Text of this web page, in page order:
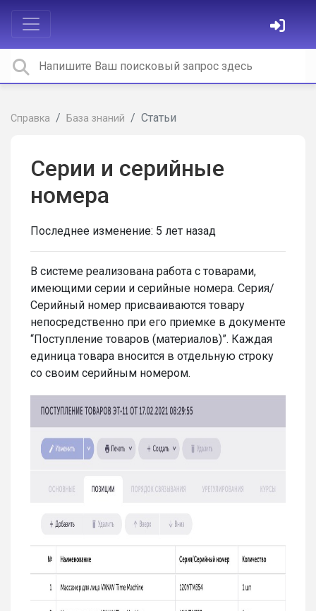
Справка База знаний Статьи
Серии и серийные
номера
Последнее изменение: 5 лет назад
В системе реализована работа с товарами,
имеющими серии и серийные номера. Серия/
Серийный номер присваиваются товару
непосредственно при его приемке в документе
“Поступление товаров (материалов)”. Каждая
единица товара вносится в отдельную строку
со своим серийным номером.